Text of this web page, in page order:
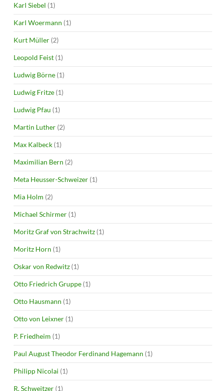
Karl Siebel (1)
Karl Woermann (1)
Kurt Müller (2)
Leopold Feist (1)
Ludwig Börne (1)
Ludwig Fritze (1)
Ludwig Pfau (1)
Martin Luther (2)
Max Kalbeck (1)
Maximilian Bern (2)
Meta Heusser-Schweizer (1)
Mia Holm (2)
Michael Schirmer (1)
Moritz Graf von Strachwitz (1)
Moritz Horn (1)
Oskar von Redwitz (1)
Otto Friedrich Gruppe (1)
Otto Hausmann (1)
Otto von Leixner (1)
P. Friedheim (1)
Paul August Theodor Ferdinand Hagemann (1)
Philipp Nicolai (1)
R. Schweitzer (1)